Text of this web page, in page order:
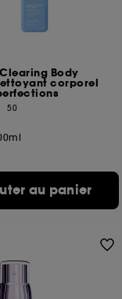
Body
corporel
50
au panier